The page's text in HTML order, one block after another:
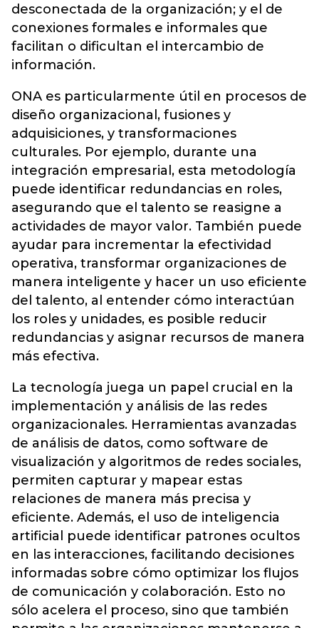
desconectada de la organización; y el de
conexiones formales e informales que
facilitan o dificultan el intercambio de
información.
ONA es particularmente útil en procesos de
diseño organizacional, fusiones y
adquisiciones, y transformaciones
culturales. Por ejemplo, durante una
integración empresarial, esta metodología
puede identificar redundancias en roles,
asegurando que el talento se reasigne a
actividades de mayor valor. También puede
ayudar para incrementar la efectividad
operativa, transformar organizaciones de
manera inteligente y hacer un uso eficiente
del talento, al entender cómo interactúan
los roles y unidades, es posible reducir
redundancias y asignar recursos de manera
más efectiva.
La tecnología juega un papel crucial en la
implementación y análisis de las redes
organizacionales. Herramientas avanzadas
de análisis de datos, como software de
visualización y algoritmos de redes sociales,
permiten capturar y mapear estas
relaciones de manera más precisa y
eficiente. Además, el uso de inteligencia
artificial puede identificar patrones ocultos
en las interacciones, facilitando decisiones
informadas sobre cómo optimizar los flujos
de comunicación y colaboración. Esto no
sólo acelera el proceso, sino que también